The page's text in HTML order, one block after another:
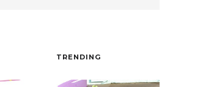
TRENDING